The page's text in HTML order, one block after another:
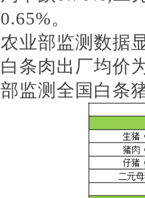
0.65%。
农业部监测数据
白条肉出厂均价
部监测全国白条